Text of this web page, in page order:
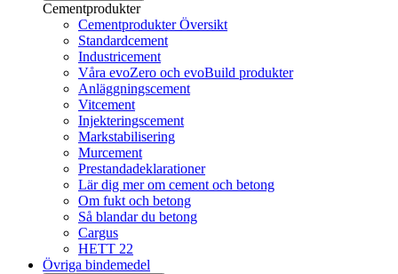
Cementprodukter
Cementprodukter Översikt
Standardcement
Industricement
Våra evoZero och evoBuild produkter
Anläggningscement
Vitcement
Injekteringscement
Markstabilisering
Murcement
Prestandadeklarationer
Lär dig mer om cement och betong
Om fukt och betong
Så blandar du betong
Cargus
HETT 22
Övriga bindemedel